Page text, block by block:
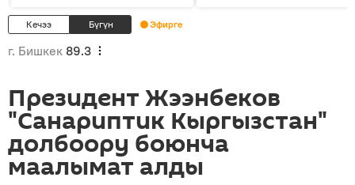
Кечээ Бүгүн Эфирге
г. Бишкек 89.3
Президент Жээнбеков
"Санариптик Кыргызстан"
долбоору боюнча
маалымат алды